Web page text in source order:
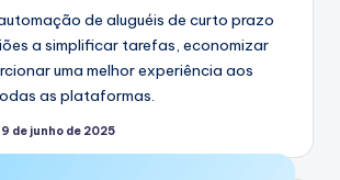
de aluguéis de curto prazo
a simplificar tarefas, economizar
uma melhor experiência aos
as plataformas.
9 de junho de 2025